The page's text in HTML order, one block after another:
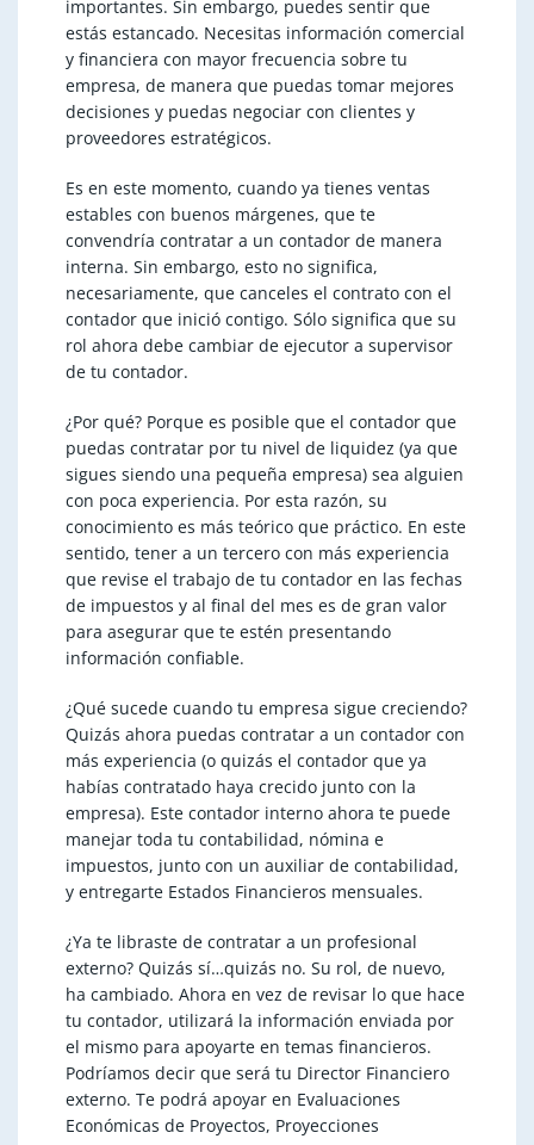
importantes. Sin embargo, puedes sentir que
estás estancado. Necesitas información comercial
y financiera con mayor frecuencia sobre tu
empresa, de manera que puedas tomar mejores
decisiones y puedas negociar con clientes y
proveedores estratégicos.
Es en este momento, cuando ya tienes ventas
estables con buenos márgenes, que te
convendría contratar a un contador de manera
interna. Sin embargo, esto no significa,
necesariamente, que canceles el contrato con el
contador que inició contigo. Sólo significa que su
rol ahora debe cambiar de ejecutor a supervisor
de tu contador.
¿Por qué? Porque es posible que el contador que
puedas contratar por tu nivel de liquidez (ya que
sigues siendo una pequeña empresa) sea alguien
con poca experiencia. Por esta razón, su
conocimiento es más teórico que práctico. En este
sentido, tener a un tercero con más experiencia
que revise el trabajo de tu contador en las fechas
de impuestos y al final del mes es de gran valor
para asegurar que te estén presentando
información confiable.
¿Qué sucede cuando tu empresa sigue creciendo?
Quizás ahora puedas contratar a un contador con
más experiencia (o quizás el contador que ya
habías contratado haya crecido junto con la
empresa). Este contador interno ahora te puede
manejar toda tu contabilidad, nómina e
impuestos, junto con un auxiliar de contabilidad,
y entregarte Estados Financieros mensuales.
¿Ya te libraste de contratar a un profesional
externo? Quizás sí…quizás no. Su rol, de nuevo,
ha cambiado. Ahora en vez de revisar lo que hace
tu contador, utilizará la información enviada por
el mismo para apoyarte en temas financieros.
Podríamos decir que será tu Director Financiero
externo. Te podrá apoyar en Evaluaciones
Económicas de Proyectos, Proyecciones